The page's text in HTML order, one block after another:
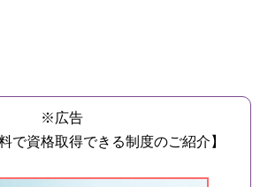
※広告
で資格取得できる制度のご紹介】